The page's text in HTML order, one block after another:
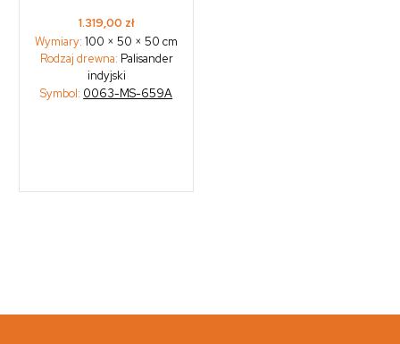
1.319,00 zł
Wymiary:100 × 50 × 50 cm
Rodzaj drewna: Palisander
indyjski
Symbol: 0063-MS-659A